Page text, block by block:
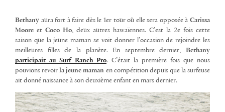
Bethany aura fort à faire dès le 1er tour où elle sera opposée àCarissa
Moore et Coco Ho, deux autres hawaïennes. C’est la 2e fois cette
saison que la jeune maman se voit donner l’occasion de rejoindre les
meilleures filles de la planète. En septembre dernier, Bethany
participait au Surf Ranch Pro. C’était la première fois que nous
pouvions revoirla jeune maman en compétition depuis que la surfeuse
ait donné naissance à son deuxième enfant en mars dernier.